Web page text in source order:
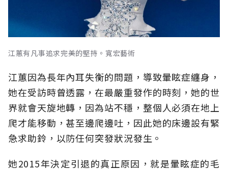
江蕙有凡事追求完美的堅持。寬宏藝術
江蕙因為長年內耳失衡的問題，導致暈眩症纏身，
她在受訪時曾透露，在最嚴重發作的時刻，她的世
界就會天旋地轉，因為站不穩，整個人必須在地上
爬才能移動，甚至邊爬邊吐，因此她的床邊設有緊
急求助鈴，以防任何突發狀況發生。
她2015年決定引退的真正原因，就是暈眩症的毛